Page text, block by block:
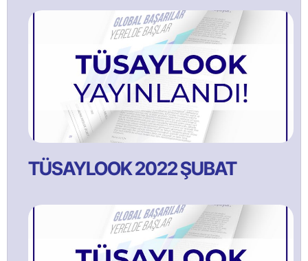
TÜSAYLOOK 2022 ŞUBAT